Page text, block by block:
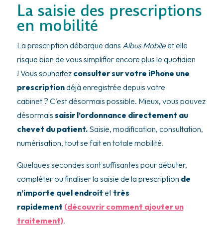
La saisie des prescriptions
en mobilité
La prescription débarque dans Albus Mobileet elle
risque bien de vous simplifier encore plus le quotidien
! Vous souhaitez consulter sur votre iPhone une
prescriptiondéjà enregistrée depuis votre
cabinet ? C’est désormais possible. Mieux, vous pouvez
désormais saisir l’ordonnance directement au
chevet du patient. Saisie, modification, consultation,
numérisation, tout se fait en totale mobilité.
Quelques secondes sont suffisantes pour débuter,
compléter ou finaliser la saisie de la prescription de
n’importe quel endroit et très
rapidement (découvrir comment ajouter un
traitement).